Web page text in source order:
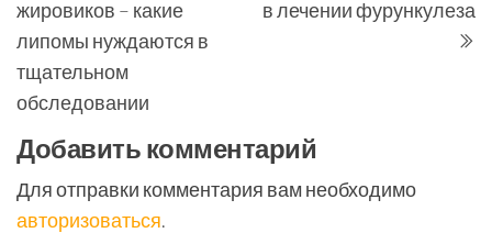
записям
жировиков – какие
липомы нуждаются в
тщательном
обследовании
в лечении фурункулеза
Добавить комментарий
Для отправки комментария вам необходимо
авторизоваться.